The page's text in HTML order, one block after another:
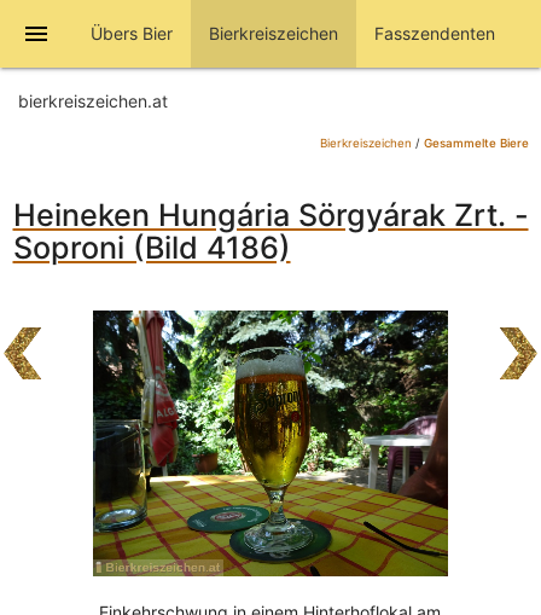
menu Übers Bier Bierkreiszeichen Fasszendenten
bierkreiszeichen.at
Bierkreiszeichen / Gesammelte Biere
Heineken Hungária Sörgyárak Zrt. -
Soproni (Bild 4186)